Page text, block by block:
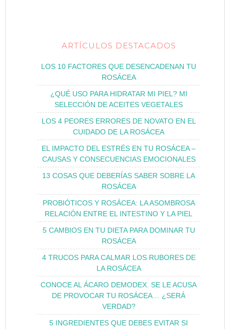
ARTÍCULOS DESTACADOS
LOS 10 FACTORES QUE DESENCADENAN TU
ROSÁCEA
¿QUÉ USO PARA HIDRATAR MI PIEL? MI
SELECCIÓN DE ACEITES VEGETALES
LOS 4 PEORES ERRORES DE NOVATO EN EL
CUIDADO DE LA ROSÁCEA
EL IMPACTO DEL ESTRÉS EN TU ROSÁCEA –
CAUSAS Y CONSECUENCIAS EMOCIONALES
13 COSAS QUE DEBERÍAS SABER SOBRE LA
ROSÁCEA
PROBIÓTICOS Y ROSÁCEA: LA ASOMBROSA
RELACIÓN ENTRE EL INTESTINO Y LA PIEL
5 CAMBIOS EN TU DIETA PARA DOMINAR TU
ROSÁCEA
4 TRUCOS PARA CALMAR LOS RUBORES DE
LA ROSÁCEA
CONOCE AL ÁCARO DEMODEX. SE LE ACUSA
DE PROVOCAR TU ROSÁCEA… ¿SERÁ
VERDAD?
5 INGREDIENTES QUE DEBES EVITAR SI